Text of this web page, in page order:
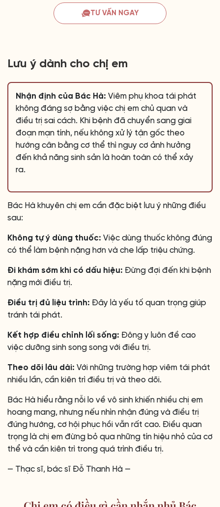
TƯ VẤN NGAY
Lưu ý dành cho chị em
Nhận định của Bác Hà: Viêm phụ khoa tái phát
không đáng sợ bằng việc chị em chủ quan và
điều trị sai cách. Khi bệnh đã chuyển sang giai
đoạn mạn tính, nếu không xử lý tận gốc theo
hướng cân bằng cơ thể thì nguy cơ ảnh hưởng
đến khả năng sinh sản là hoàn toàn có thể xảy
ra.
Bác Hà khuyên chị em cần đặc biệt lưu ý những điều
sau:
Không tự ý dùng thuốc: Việc dùng thuốc không đúng
có thể làm bệnh nặng hơn và che lấp triệu chứng.
Đi khám sớm khi có dấu hiệu: Đừng đợi đến khi bệnh
nặng mới điều trị.
Điều trị đủ liệu trình: Đây là yếu tố quan trọng giúp
tránh tái phát.
Kết hợp điều chỉnh lối sống: Đông y luôn đề cao
việc dưỡng sinh song song với điều trị.
Theo dõi lâu dài: Với những trường hợp viêm tái phát
nhiều lần, cần kiên trì điều trị và theo dõi.
Bác Hà hiểu rằng nỗi lo về vô sinh khiến nhiều chị em
hoang mang, nhưng nếu nhìn nhận đúng và điều trị
đúng hướng, cơ hội phục hồi vẫn rất cao. Điều quan
trọng là chị em đừng bỏ qua những tín hiệu nhỏ của cơ
thể và cần kiên trì trong quá trình điều trị.
— Thạc sĩ, bác sĩ Đỗ Thanh Hà —